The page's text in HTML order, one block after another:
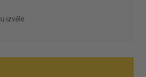
izvēle